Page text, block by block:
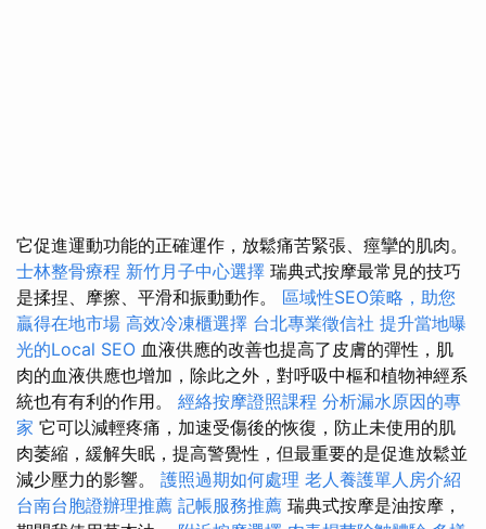
它促進運動功能的正確運作，放鬆痛苦緊張、痙攣的肌肉。
士林整骨療程 新竹月子中心選擇 瑞典式按摩最常見的技巧
是揉捏、摩擦、平滑和振動動作。 區域性SEO策略，助您
贏得在地市場 高效冷凍櫃選擇 台北專業徵信社 提升當地曝
光的Local SEO 血液供應的改善也提高了皮膚的彈性，肌
肉的血液供應也增加，除此之外，對呼吸中樞和植物神經系
統也有有利的作用。 經絡按摩證照課程 分析漏水原因的專
家 它可以減輕疼痛，加速受傷後的恢復，防止未使用的肌
肉萎縮，緩解失眠，提高警覺性，但最重要的是促進放鬆並
減少壓力的影響。 護照過期如何處理 老人養護單人房介紹
台南台胞證辦理推薦 記帳服務推薦 瑞典式按摩是油按摩，